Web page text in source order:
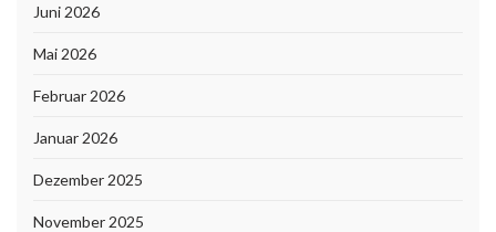
Juni 2026
Mai 2026
Februar 2026
Januar 2026
Dezember 2025
November 2025